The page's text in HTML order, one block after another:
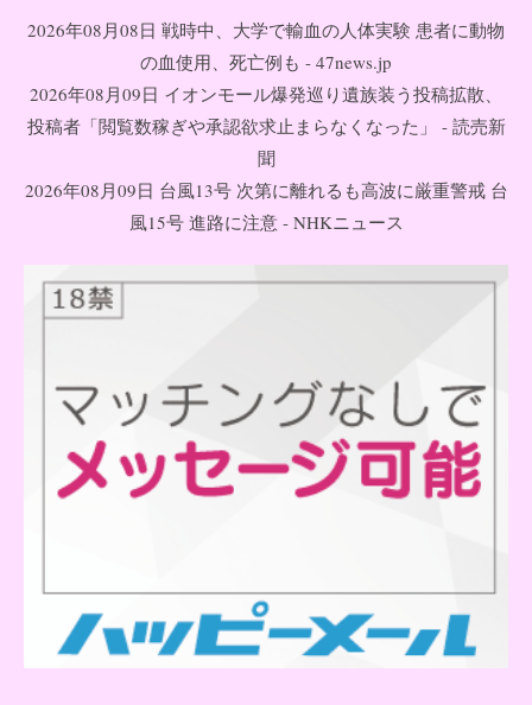
2026年08月08日 戦時中、大学で輸血の人体実験 患者に動物
の血使用、死亡例も - 47news.jp
2026年08月09日 イオンモール爆発巡り遺族装う投稿拡散、
投稿者「閲覧数稼ぎや承認欲求止まらなくなった」 - 読売新
聞
2026年08月09日 台風13号 次第に離れるも高波に厳重警戒 台
風15号 進路に注意 - NHKニュース